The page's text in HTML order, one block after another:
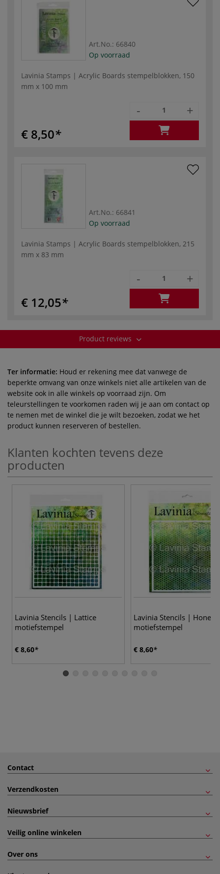
Art.No.: 66840
Op voorraad
Lavinia Stamps | Acrylic Boards stempelblokken, 150
mm x 100 mm
€ 8,50
- +
Art.No.: 66841
Op voorraad
Lavinia Stamps | Acrylic Boards stempelblokken, 215
mm x 83 mm
€ 12,05
- +
Product reviews
Ter informatie: Houd er rekening mee dat vanwege de
beperkte omvang van onze winkels niet alle artikelen van de
website ook in alle winkels op voorraad zijn. Om
teleurstellingen te voorkomen raden wij je aan om contact op
te nemen met de winkel die je wilt bezoeken, zodat we het
product kunnen reserveren of bestellen.
Klanten kochten tevens deze
producten
Lavinia Stencils | Lattice
motiefstempel
€ 8,60
Lavinia Stencils |
motiefstempel
€ 8,60
Contact
Verzendkosten
Nieuwsbrief
Veilig online winkelen
Over ons